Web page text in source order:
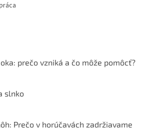
prečo vzniká a čo môže pomôcť?
slnko
Prečo v horúčavách zadržiavame